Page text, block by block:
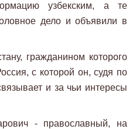
узбекским, а те
дело и объявили в
гражданином которого
с которой он, судя по
и за чьи интересы
- православный, на